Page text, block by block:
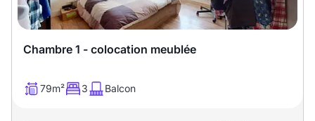
Chambre 1 - colocation meublée
79m² 3 Balcon